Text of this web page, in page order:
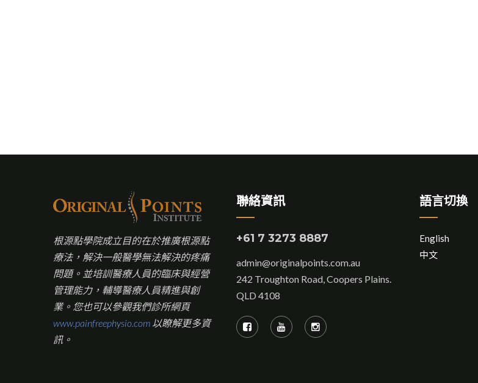
根源點學院成立目的在於推廣根源點
療法，解決一般醫學無法解決的疼痛
問題。並培訓醫療人員的臨床與經營
管理能力，輔導醫療人員精進與創
業。您也可以參觀我們診所網頁
www.painfreephysio.com 以瞭解更多資
訊。
聯絡資訊
+61 7 3273 8887
admin@originalpoints.com.au
242 Troughton Road, Coopers Plains.
QLD 4108
語言切換
English
中文